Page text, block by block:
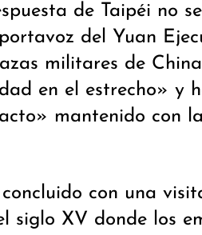
de Taipéi no
del Yuan
militares de
en el estrecho» y
mantenido con
con una
siglo XV donde los